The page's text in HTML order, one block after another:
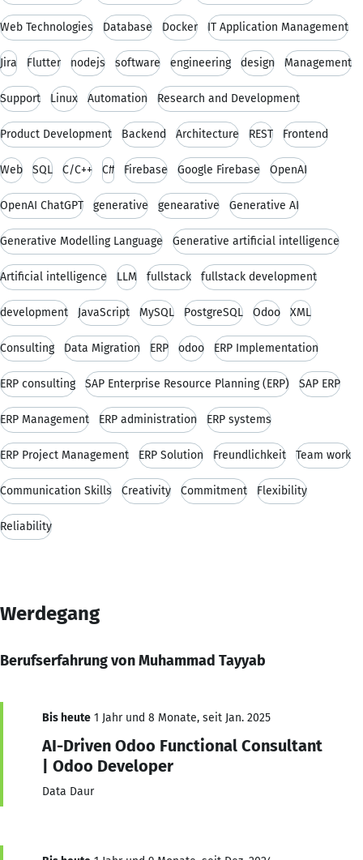
Web Technologies Database Docker IT Application Management
Jira Flutter nodejs software engineering design Management
Support Linux Automation Research and Development
Product Development Backend Architecture REST Frontend
Web SQL C/C++ C# Firebase Google Firebase OpenAI
OpenAI ChatGPT generative genearative Generative AI
Generative Modelling Language Generative artificial intelligence
Artificial intelligence LLM fullstack fullstack development
development JavaScript MySQL PostgreSQL Odoo XML
Consulting Data Migration ERP odoo ERP Implementation
ERP consulting SAP Enterprise Resource Planning (ERP) SAP ERP
ERP Management ERP administration ERP systems
ERP Project Management ERP Solution Freundlichkeit Team work
Communication Skills Creativity Commitment Flexibility
Reliability
Werdegang
Berufserfahrung von Muhammad Tayyab
Bis heute 1 Jahr und 8 Monate, seit Jan. 2025
AI-Driven Odoo Functional Consultant
| Odoo Developer
Data Daur